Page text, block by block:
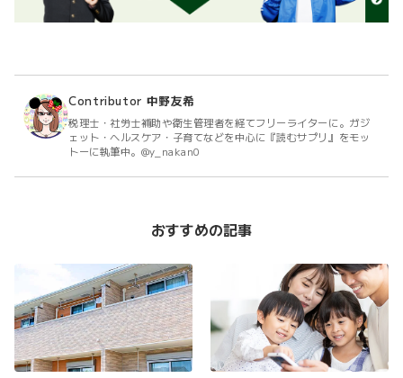
Contributor 中野友希
税理士・社労士補助や衛生管理者を経てフリーライターに。ガジ
ェット・ヘルスケア・子育てなどを中心に『読むサプリ』をモッ
トーに執筆中。@y_nakan0
おすすめの記事